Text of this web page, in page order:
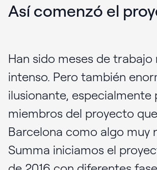
Así comenzó el
Han sido meses de trabajo
intenso. Pero también
ilusionante, especialmente
miembros del proyecto
Barcelona como algo muy
Summa iniciamos el